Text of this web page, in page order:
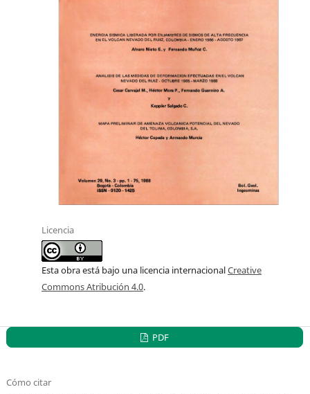
Licencia
Esta obra está bajo una licencia internacionalCreative
Commons Atribución 4.0.
PDF
Cómo citar